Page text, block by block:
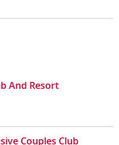
And Resort
Couples Club